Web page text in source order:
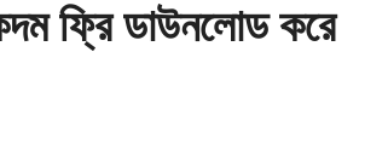
ফ্রি ডাউনলোড করে